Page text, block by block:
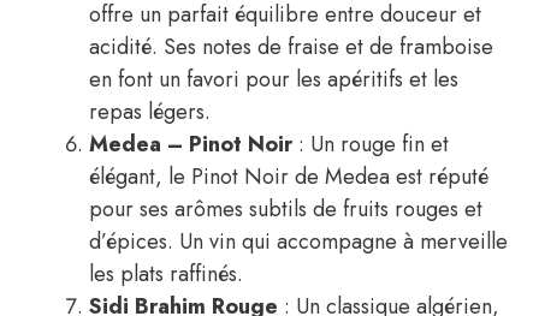
offre un parfait équilibre entre douceur et
acidité. Ses notes de fraise et de framboise
en font un favori pour les apéritifs et les
repas légers.
Medea – Pinot Noir: Un rouge fin et
élégant, le Pinot Noir de Medea est réputé
pour ses arômes subtils de fruits rouges et
d’épices. Un vin qui accompagne à merveille
les plats raffinés.
Sidi Brahim Rouge : Un classique algérien,